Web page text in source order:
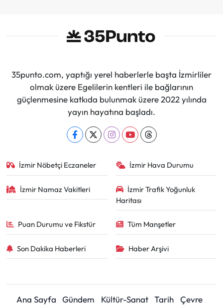
35punto.com, yaptığı yerel haberlerle başta İzmirliler
olmak üzere Egelilerin kentleri ile bağlarının
güçlenmesine katkıda bulunmak üzere 2022 yılında
yayın hayatına başladı.
İzmir Nöbetçi Eczaneler İzmir Hava Durumu
İzmir Namaz Vakitleri
İzmir Trafik Yoğunluk
Haritası
Puan Durumu ve Fikstür Tüm Manşetler
Son Dakika Haberleri Haber Arşivi
Ana Sayfa Gündem Kültür-Sanat Tarih
Çevre